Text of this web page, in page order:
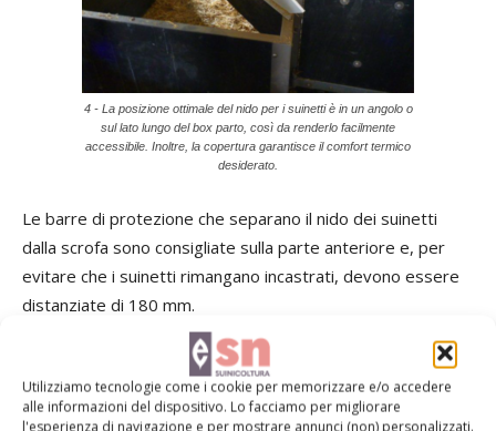
Utilizziamo tecnologie come i cookie per memorizzare e/o accedere
alle informazioni del dispositivo. Lo facciamo per migliorare
l'esperienza di navigazione e per mostrare annunci (non) personalizzati.
4 - La posizione ottimale del nido per i suinetti è in un angolo o
sul lato lungo del box parto, così da renderlo facilmente
accessibile. Inoltre, la copertura garantisce il comfort termico
desiderato.
Le barre di protezione che separano il nido dei suinetti
dalla scrofa sono consigliate sulla parte anteriore e, per
evitare che i suinetti rimangano incastrati, devono essere
distanziate di 180 mm.
Un nido chiuso porta a un incremento di 0,5 suinetti
svezzati per lattazione grazie a una condizione
microclimatica ottimale. Infatti, l’obiettivo è quello di fornire
alla nidiata un ambiente confortevole dove passare la